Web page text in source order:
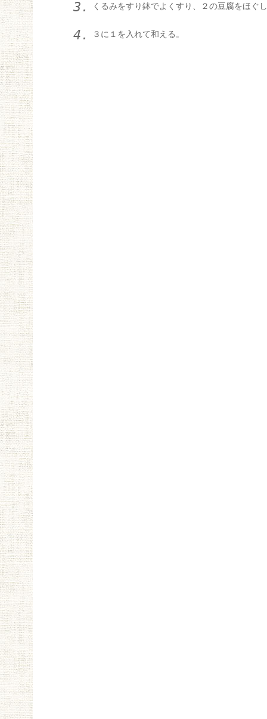
くるみをすり鉢でよくすり、２の豆腐をほぐ
３に１を入れて和える。